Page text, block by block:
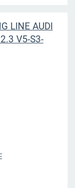
LINE AUDI
V5-S3-